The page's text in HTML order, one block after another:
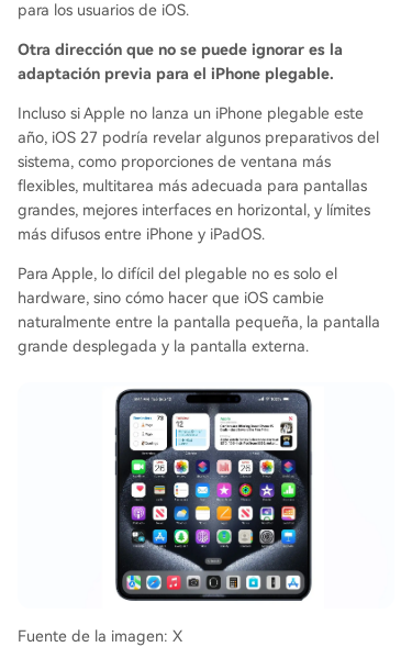
para los usuarios de iOS.
Otra dirección que no se puede ignorar es la
adaptación previa para el iPhone plegable.
Incluso si Apple no lanza un iPhone plegable este
año, iOS 27 podría revelar algunos preparativos del
sistema, como proporciones de ventana más
flexibles, multitarea más adecuada para pantallas
grandes, mejores interfaces en horizontal, y límites
más difusos entre iPhone y iPadOS.
Para Apple, lo difícil del plegable no es solo el
hardware, sino cómo hacer que iOS cambie
naturalmente entre la pantalla pequeña, la pantalla
grande desplegada y la pantalla externa.
Fuente de la imagen: X